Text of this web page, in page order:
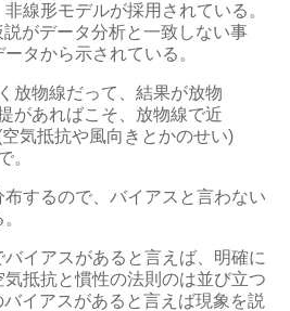
線形モデルが採用されている。
がデータ分析と一致しない事
タから示されている。
放物線だって、結果が放物
があればこそ、放物線で近
気抵抗や風向きとかのせい)
。
するので、バイアスと言わない
イアスがあると言えば、明確に
抵抗と慣性の法則のは並び立つ
イアスがあると言えば現象を説